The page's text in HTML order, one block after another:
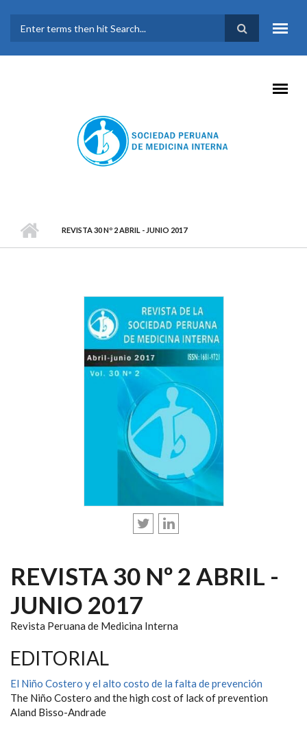
FORMULARIO DE
BÚSQUEDA
REVISTA 30 Nº 2 ABRIL - JUNIO 2017
REVISTA 30 Nº 2 ABRIL -
JUNIO 2017
Revista Peruana de Medicina Interna
EDITORIAL
El Niño Costero y el alto costo de la falta de prevención
The Niño Costero and the high cost of lack of prevention
Aland Bisso-Andrade